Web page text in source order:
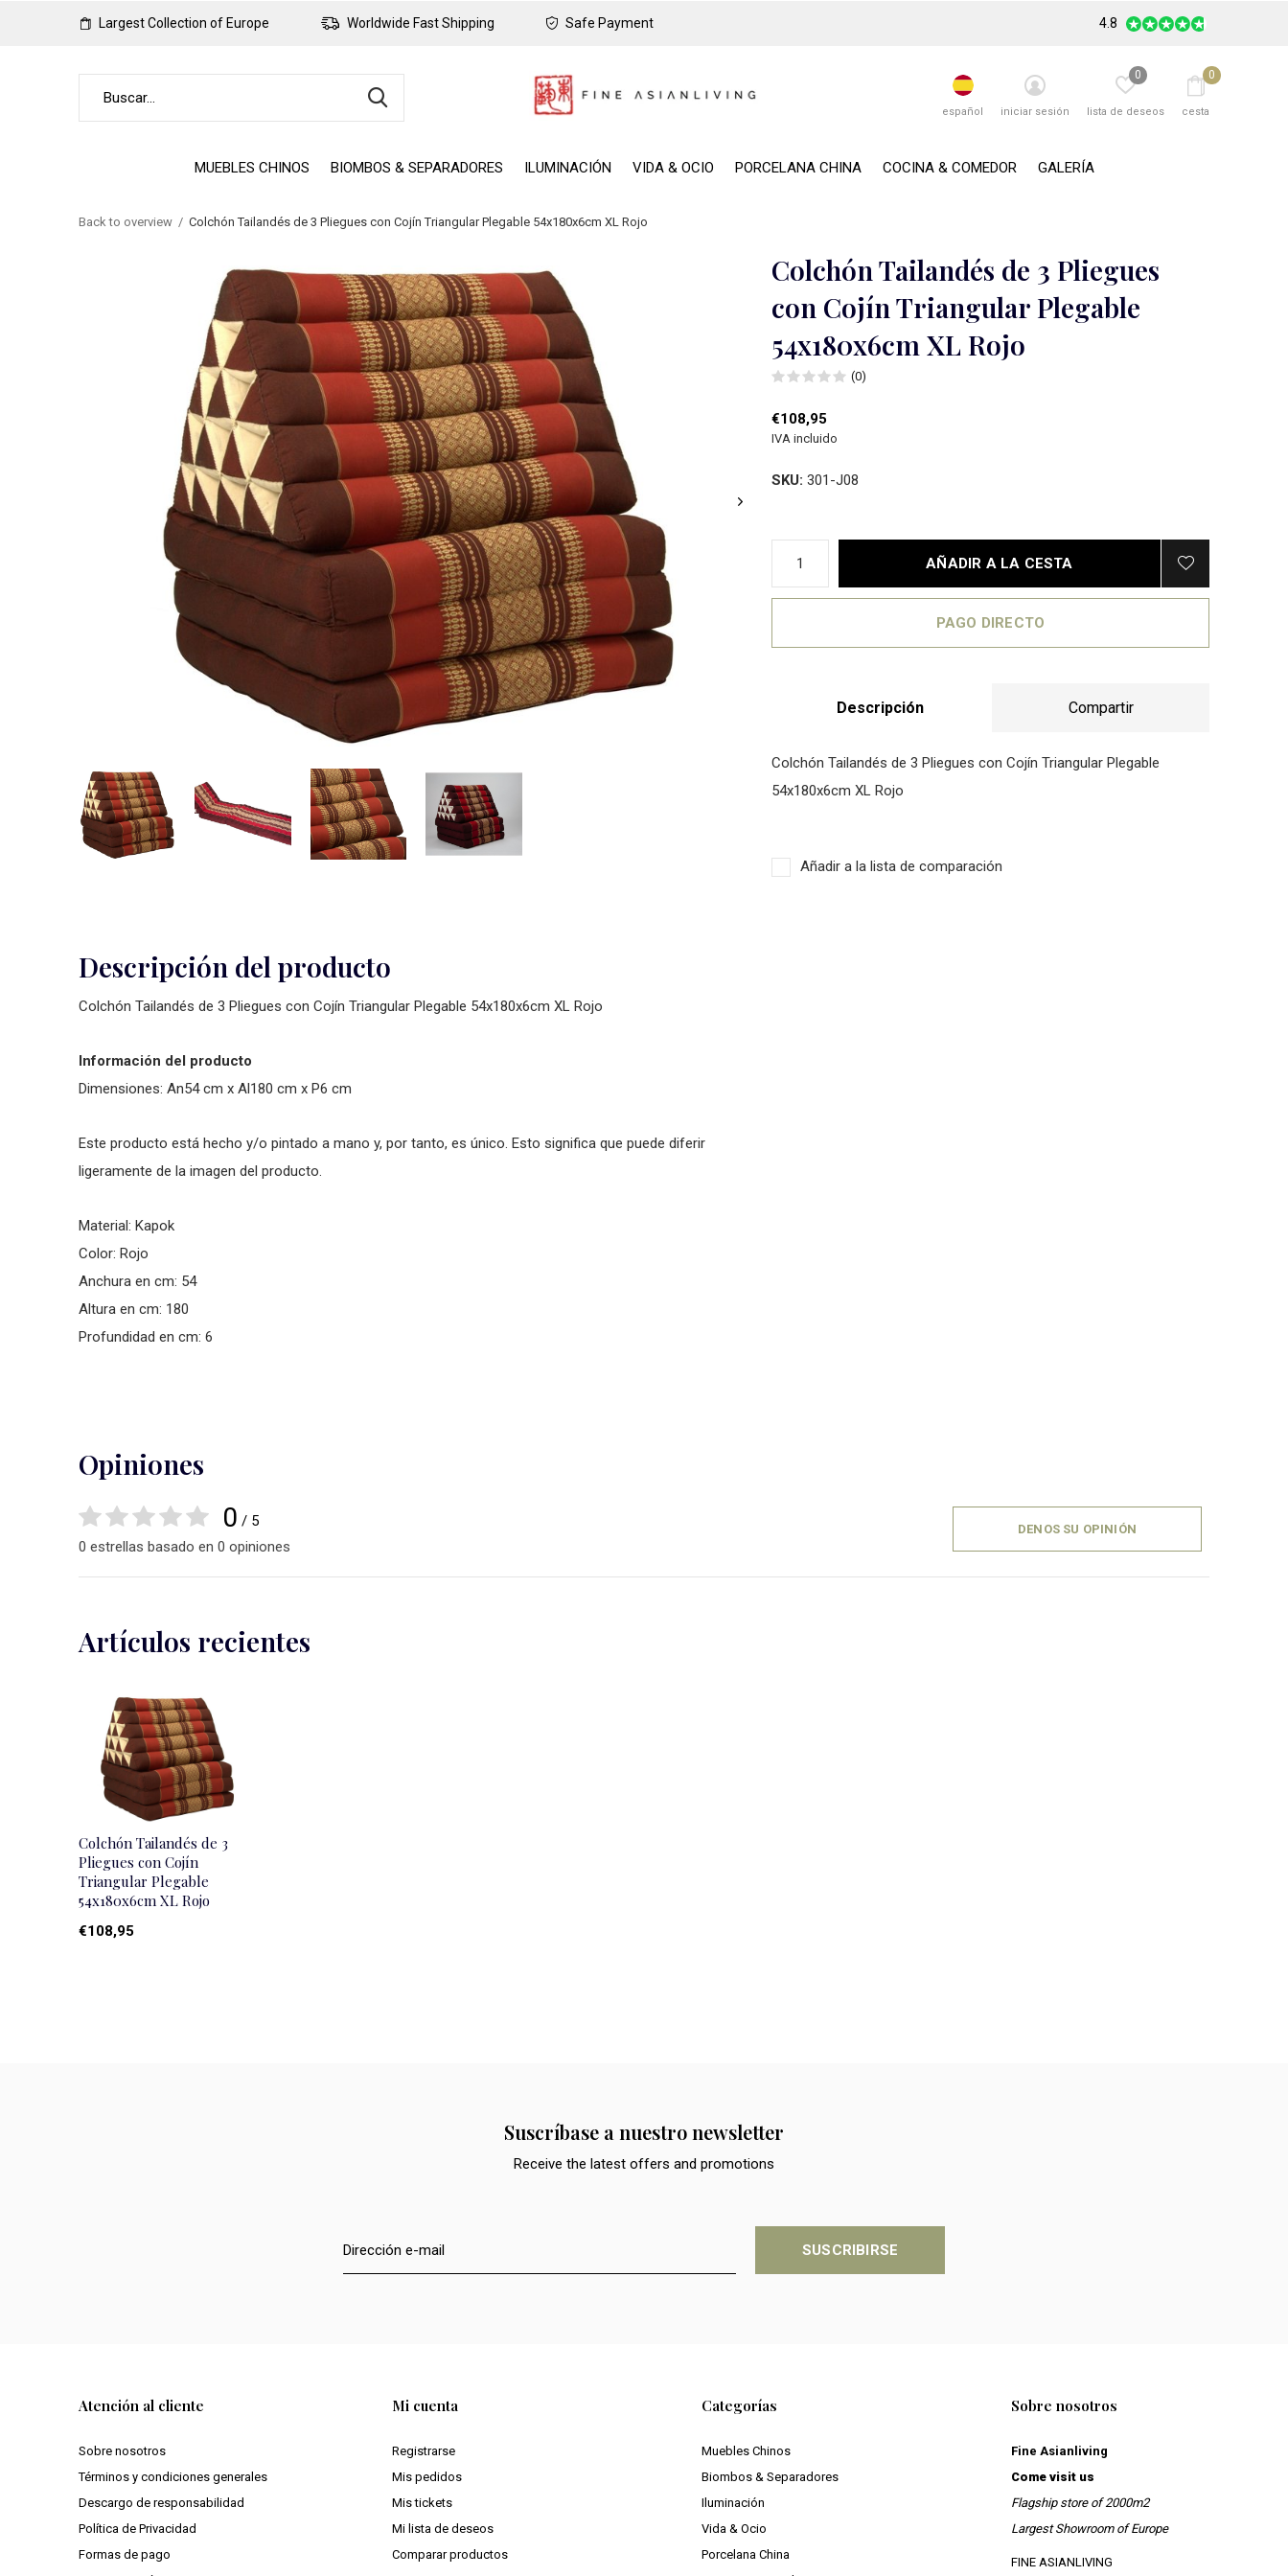
MUEBLES CHINOS BIOMBOS & SEPARADORES ILUMINACIÓN VIDA & OCIO PORCELANA CHINA COCINA & COMEDOR GALERÍA
español iniciar sesión lista de deseos
0
cesta
0
Largest Collection of Europe Worldwide Fast Shipping Safe Payment 4.8
Back to overview Colchón Tailandés de 3 Pliegues con Cojín Triangular Plegable 54x180x6cm XL Rojo
Colchón Tailandés de 3 Pliegues
con Cojín Triangular Plegable
54x180x6cm XL Rojo
(0)
€108,95
IVA incluido
SKU: 301-J08
AÑADIR A LA CESTA
PAGO DIRECTO
Descripción Compartir
Colchón Tailandés de 3 Pliegues con Cojín Triangular Plegable
54x180x6cm XL Rojo
Añadir a la lista de comparación
Descripción del producto
Colchón Tailandés de 3 Pliegues con Cojín Triangular Plegable 54x180x6cm XL Rojo
Información del producto
Dimensiones: An54 cm x Al180 cm x P6 cm
Este producto está hecho y/o pintado a mano y, por tanto, es único. Esto significa que puede diferir
ligeramente de la imagen del producto.
Material: Kapok
Color: Rojo
Anchura en cm: 54
Altura en cm: 180
Profundidad en cm: 6
Opiniones
0 / 5
0 estrellas basado en 0 opiniones
DENOS SU OPINIÓN
Artículos recientes
Colchón Tailandés de 3
Pliegues con Cojín
Triangular Plegable
54x180x6cm XL Rojo
€108,95
Suscríbase a nuestro newsletter
Receive the latest offers and promotions
SUSCRIBIRSE
Atención al cliente
Sobre nosotros
Términos y condiciones generales
Descargo de responsabilidad
Política de Privacidad
Formas de pago
Mi cuenta
Registrarse
Mis pedidos
Mis tickets
Mi lista de deseos
Comparar productos
Categorías
Muebles Chinos
Biombos & Separadores
Iluminación
Vida & Ocio
Porcelana China
Sobre nosotros
Fine Asianliving
Come visit us
Flagship store of 2000m2
Largest Showroom of Europe
FINE ASIANLIVING